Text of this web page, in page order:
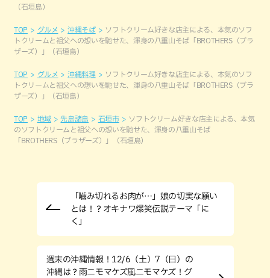
（石垣島）
TOP グルメ 沖縄そば
ソフトクリーム好きな店主による、本気のソフ
トクリームと祖父への想いを馳せた、渾身の八重山そば「BROTHERS（ブラ
ザーズ）」（石垣島）
TOP グルメ 沖縄料理
ソフトクリーム好きな店主による、本気のソフ
トクリームと祖父への想いを馳せた、渾身の八重山そば「BROTHERS（ブラ
ザーズ）」（石垣島）
TOP 地域 先島諸島 石垣市
ソフトクリーム好きな店主による、本気
のソフトクリームと祖父への想いを馳せた、渾身の八重山そば
「BROTHERS（ブラザーズ）」（石垣島）
「嚙み切れるお肉が…」娘の切実な願い
とは！？オキナワ爆笑伝説テーマ「に
く」
週末の沖縄情報！12/6（土）7（日）の
沖縄は？雨ニモマケズ風ニモマケズ！グ